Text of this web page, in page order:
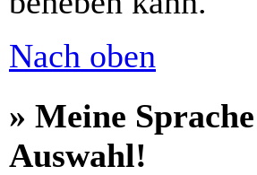
Nach oben
» Meine
Auswahl!